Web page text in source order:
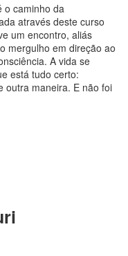
o caminho da
através deste curso
um encontro, aliás
mergulho em direção ao
A vida se
está tudo certo:
outra maneira. E não foi